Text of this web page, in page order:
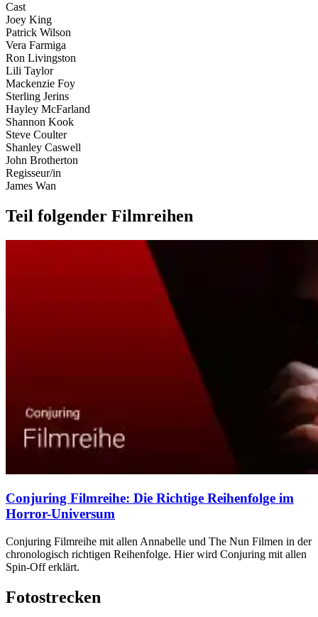
Cast
Joey King
Patrick Wilson
Vera Farmiga
Ron Livingston
Lili Taylor
Mackenzie Foy
Sterling Jerins
Hayley McFarland
Shannon Kook
Steve Coulter
Shanley Caswell
John Brotherton
Regisseur/in
James Wan
Teil folgender Filmreihen
Conjuring Filmreihe: Die Richtige Reihenfolge im
Horror-Universum
Conjuring Filmreihe mit allen Annabelle und The Nun Filmen in der
chronologisch richtigen Reihenfolge. Hier wird Conjuring mit allen
Spin-Off erklärt.
Fotostrecken